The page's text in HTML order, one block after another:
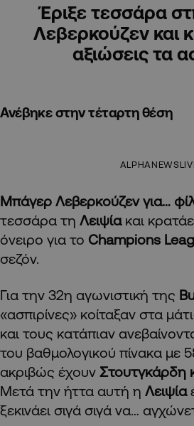
Έριξε τεσσάρα
Λεβερκούζεν και
αξιώσεις τα
Ανέβηκε στην τέταρτη θέση
Μπάγερ Λεβερκούζεν για…
τεσσάρα τη Λειψίακαι
όνειρο για το Champions
σεζόν.
Για την 32η αγωνιστική της
«ασπιρίνες» κοίταξαν στα
και τους κατάπιαν
του βαθμολογικού πίνακα με
ακριβώς έχουν Στουτγκάρδη
Μετά την ήττα αυτή η Λειψία
ξεκινάει σιγά σιγά να…